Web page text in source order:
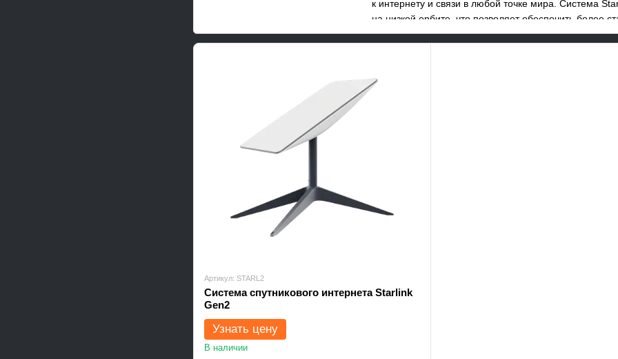
к интернету и связи в любой точке мира. Система
на низкой орбите, что позволяет обеспечить более
спутниковыми системами. Благодаря этому, Starlink
Артикул: STARL2
Система спутникового интернета Starlink
Gen2
Узнать цену
В наличии